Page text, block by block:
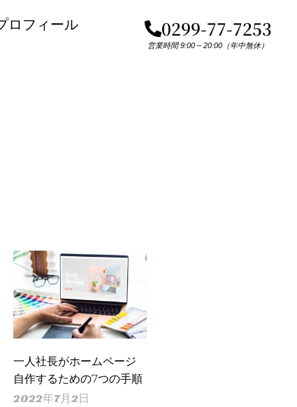
ロフィール
0299-77-7253
営業時間 9:00 – 20:00（年中無休）
一人社長がホームページ
自作するための7つの手順
2022年7月2日